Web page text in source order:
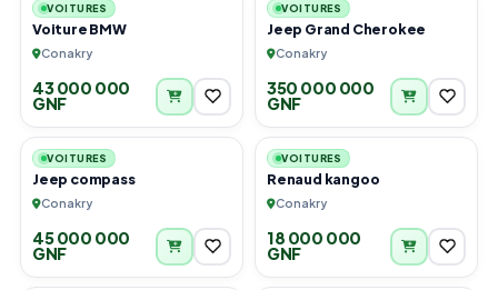
VOITURES
Voiture BMW
Conakry
43 000 000
GNF
VOITURES
Jeep Grand Cherokee
Conakry
350 000 000
GNF
4
VOITURES
Jeep compass
Conakry
45 000 000
GNF
5
VOITURES
Renaud kangoo
Conakry
18 000 000
GNF
4 6